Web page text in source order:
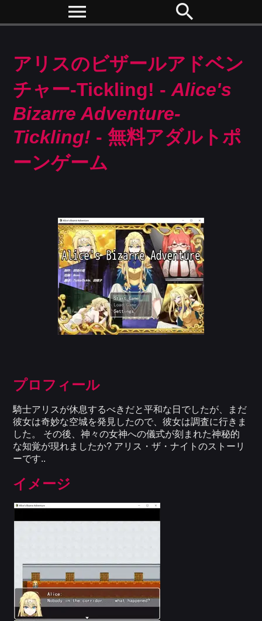
menu search
アリスのビザールアドベン
チャー-Tickling! -Alice's
Bizarre Adventure-
Tickling! - 無料アダルトポ
ーンゲーム
プロフィール
騎士アリスが休息するべきだと平和な日でしたが、まだ
彼女は奇妙な空城を発見したので、彼女は調査に行きま
した。 その後、神々の女神への儀式が刻まれた神秘的
な知覚が現れましたか? アリス・ザ・ナイトのストーリ
ーです..
イメージ